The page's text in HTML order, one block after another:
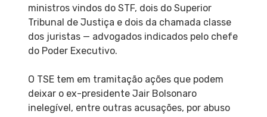
ministros vindos do STF, dois do Superior
Tribunal de Justiça e dois da chamada classe
dos juristas — advogados indicados pelo chefe
do Poder Executivo.
O TSE tem em tramitação ações que podem
deixar o ex-presidente Jair Bolsonaro
inelegível, entre outras acusações, por abuso